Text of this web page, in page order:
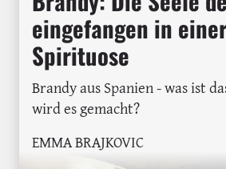
eingefangen in
Spirituose
Brandy aus Spanien - was ist
wird es gemacht?
EMMA BRAJKOVIC